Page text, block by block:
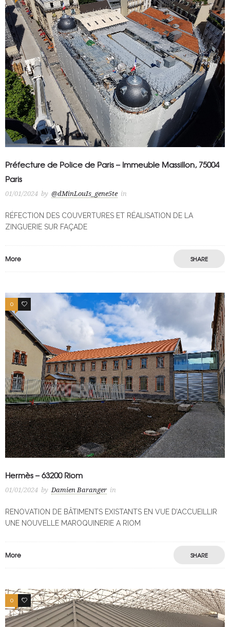
Préfecture de Police de Paris – Immeuble Massillon, 75004
Paris
01/01/2024 by @dMinLouIs_gene5te in
RÉFECTION DES COUVERTURES ET RÉALISATION DE LA
ZINGUERIE SUR FAÇADE
More SHARE
0 0
Hermès – 63200 Riom
01/01/2024 by Damien Baranger in
RENOVATION DE BÂTIMENTS EXISTANTS EN VUE D’ACCUEILLIR
UNE NOUVELLE MAROQUINERIE A RIOM
More SHARE
0 0